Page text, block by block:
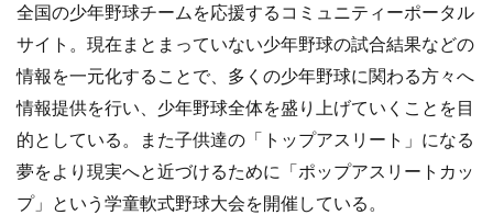
全国の少年野球チームを応援するコミュニティーポータル
サイト。現在まとまっていない少年野球の試合結果などの
情報を一元化することで、多くの少年野球に関わる方々へ
情報提供を行い、少年野球全体を盛り上げていくことを目
的としている。また子供達の「トップアスリート」になる
夢をより現実へと近づけるために「ポップアスリートカッ
プ」という学童軟式野球大会を開催している。